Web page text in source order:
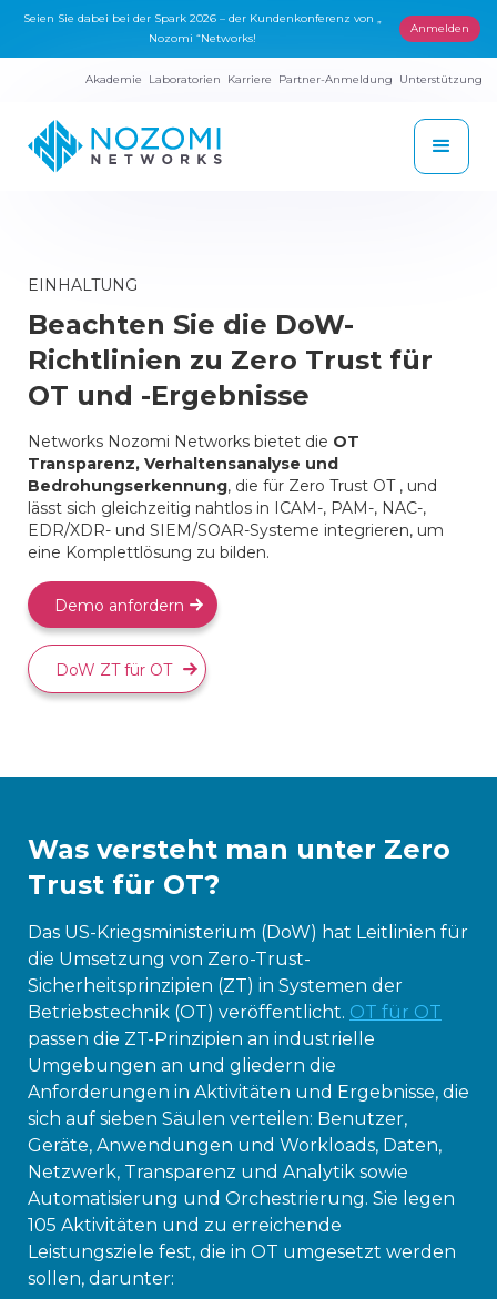
Seien Sie dabei bei der Spark 2026 – der Kundenkonferenz von „
Nozomi “Networks!
Anmelden
Akademie Laboratorien Karriere Partner-Anmeldung Unterstützung
EINHALTUNG
Beachten Sie die DoW-
Richtlinien zu Zero Trust für
OT und -Ergebnisse
Networks Nozomi Networks bietet die OT
Transparenz, Verhaltensanalyse und
Bedrohungserkennung, die für Zero Trust OT , und
lässt sich gleichzeitig nahtlos in ICAM-, PAM-, NAC-,
EDR/XDR- und SIEM/SOAR-Systeme integrieren, um
eine Komplettlösung zu bilden.
Demo anfordern
DoW ZT für OT
Was versteht man unter Zero
Trust für OT?
Das US-Kriegsministerium (DoW) hat Leitlinien für
die Umsetzung von Zero-Trust-
Sicherheitsprinzipien (ZT) in Systemen der
Betriebstechnik (OT) veröffentlicht. OT für OT
passen die ZT-Prinzipien an industrielle
Umgebungen an und gliedern die
Anforderungen in Aktivitäten und Ergebnisse, die
sich auf sieben Säulen verteilen: Benutzer,
Geräte, Anwendungen und Workloads, Daten,
Netzwerk, Transparenz und Analytik sowie
Automatisierung und Orchestrierung. Sie legen
105 Aktivitäten und zu erreichende
Leistungsziele fest, die in OT umgesetzt werden
sollen, darunter: